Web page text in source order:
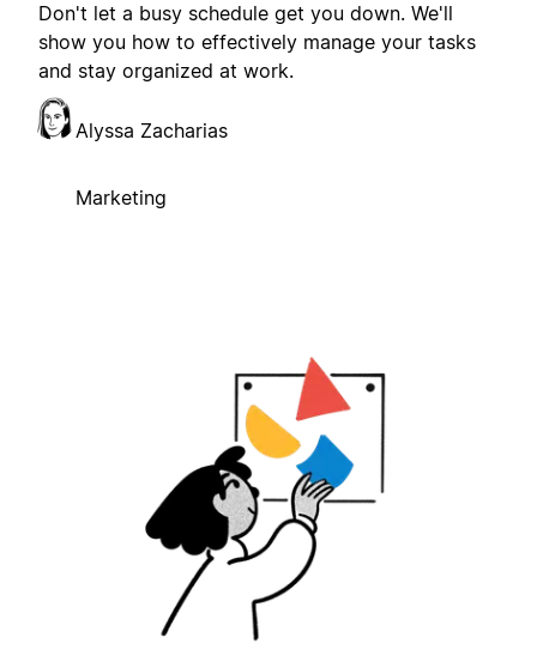
Don't let a busy schedule get you down. We'll
show you how to effectively manage your tasks
and stay organized at work.
Alyssa Zacharias
Marketing